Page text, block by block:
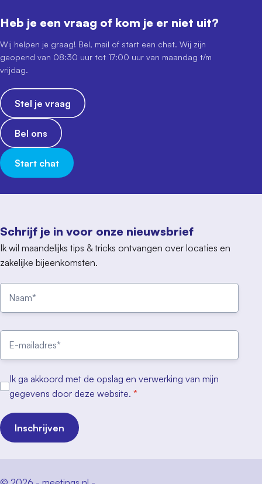
Schrijf je in voor onze nieuwsbrief
Ik wil maandelijks tips & tricks ontvangen over locaties en
zakelijke bijeenkomsten.
Ik ga akkoord met de opslag en verwerking van mijn
gegevens door deze website. *
Inschrijven
Heb je een vraag of kom je er niet uit?
Wij helpen je graag! Bel, mail of start een chat. Wij zijn
geopend van 08:30 uur tot 17:00 uur van maandag t/m
vrijdag.
Stel je vraag
Bel ons
Start chat